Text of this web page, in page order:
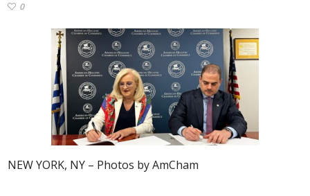
0
NEW YORK, NY – Photos by AmCham